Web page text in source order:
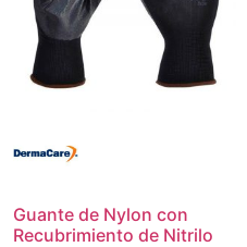
Guante de Nylon con
Recubrimiento de Nitrilo